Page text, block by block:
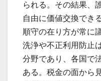
られる。その結果、
自由に価値交換でき
順守の在り方が常に
洗浄や不正利用防止
分野であり、各国で
ある。税金の面から